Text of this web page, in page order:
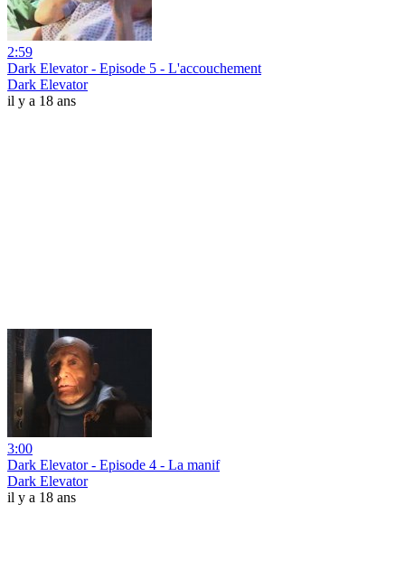
2:59
Dark Elevator - Episode 5 - L'accouchement
Dark Elevator
il y a 18 ans
3:00
Dark Elevator - Episode 4 - La manif
Dark Elevator
il y a 18 ans